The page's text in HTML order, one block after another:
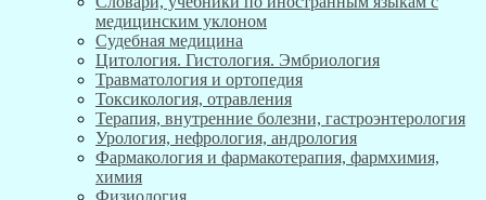
медицинским уклоном
Судебная медицина
Цитология. Гистология. Эмбриология
Травматология и ортопедия
Токсикология, отравления
Терапия, внутренние болезни, гастроэнтерология
Урология, нефрология, андрология
Фармакология и фармакотерапия, фармхимия,
химия
Физиология